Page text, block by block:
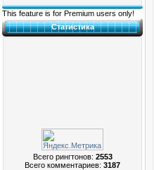
This feature is for Premium users only!
Статистика
Всего рингтонов: 2553
Всего комментариев: 3187